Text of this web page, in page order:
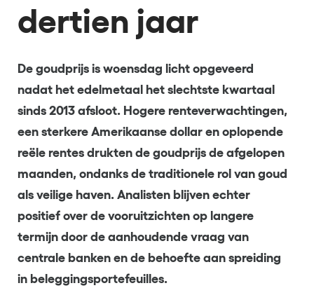
dertien jaar
De goudprijs is woensdag licht opgeveerd
nadat het edelmetaal het slechtste kwartaal
sinds 2013 afsloot. Hogere renteverwachtingen,
een sterkere Amerikaanse dollar en oplopende
reële rentes drukten de goudprijs de afgelopen
maanden, ondanks de traditionele rol van goud
als veilige haven. Analisten blijven echter
positief over de vooruitzichten op langere
termijn door de aanhoudende vraag van
centrale banken en de behoefte aan spreiding
in beleggingsportefeuilles.